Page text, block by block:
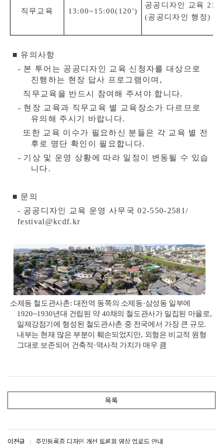
직무교육 13:00~15:00(120')
공공디자인 교육 2회
(공공디자인 행정)
■ 유의사항
- 본 투어는 공공디자인 교육 신청자를 대상으로
진행하는 현장 답사 프로그램이며,
직무교육을 반드시 참여해 주셔야 합니다.
- 현장 교육과 직무교육 별 교육장소가 다르므로
유의해 주시기 바랍니다.
또한 교육 이수가 필요하신 분들은 각 교육 별 전
후로 명단 확인이 필요합니다.
- 기상 및 운영 상황에 따라 일정이 변동될 수 있습
니다.
■ 문의
- 공공디자인 교육 운영 사무국02-550-2581/
festival@kcdf.kr
소제동 철도관사촌: 대전역 동쪽의 소제동·삼성동 일부에
1920~1930년대 건립된 약 40채의 철도관사가 밀집된 마을로,
일제강점기에 형성된 철도관사촌 중 전국에서 가장 큰 규모.
내부는 현재 많은 부분이 훼손되었지만, 외형은 비교적 원형
그대로 보존되어 건축적·역사적 가치가 매우 큼
목록
이전글 주민등록증 디자인 개선 토론회 영상 업로드 안내